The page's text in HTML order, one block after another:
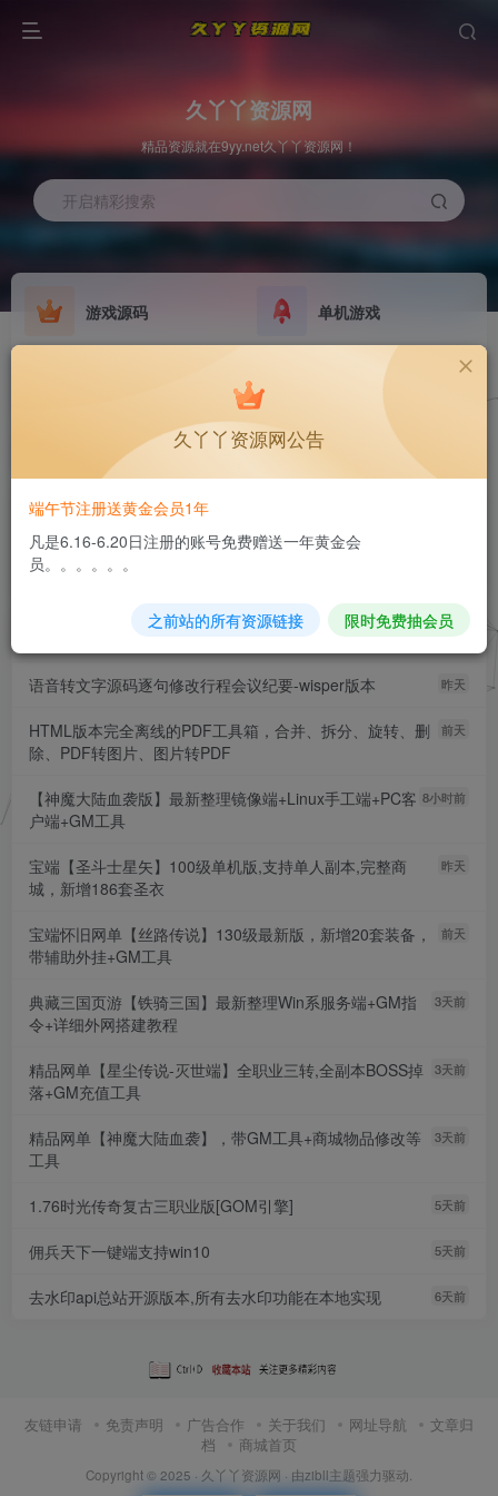
久丫丫资源网
精品资源就在9yy.net久丫丫资源网！
开启精彩搜索
游戏源码 单机游戏
开启精彩搜索
7小时前
免费分享H5幸运刮刮乐抽奖多级分佣系统源码
昨天
语音转文字源码逐句修改行程会议纪要-wisper版本
前天
HTML版本完全离线的PDF工具箱，合并、拆分、旋转、删
除、PDF转图片、图片转PDF
8小时前
【神魔大陆血袭版】最新整理镜像端+Linux手工端+PC客
户端+GM工具
昨天
宝端【圣斗士星矢】100级单机版,支持单人副本,完整商
城，新增186套圣衣
前天
宝端怀旧网单【丝路传说】130级最新版，新增20套装备，
带辅助外挂+GM工具
3天前
典藏三国页游【铁骑三国】最新整理Win系服务端+GM指
令+详细外网搭建教程
3天前
精品网单【星尘传说-灭世端】全职业三转,全副本BOSS掉
落+GM充值工具
3天前
精品网单【神魔大陆血袭】，带GM工具+商城物品修改等
工具
5天前
1.76时光传奇复古三职业版[GOM引擎]
5天前
佣兵天下一键端支持win10
6天前
去水印api总站开源版本,所有去水印功能在本地实现
友链申请 免责声明 广告合作 关于我们 网址导航
文章归
档
商城首页
Copyright © 2025 · 久丫丫资源网 · 由zibll主题强力驱动.
久丫丫资源网公告
端午节注册送黄金会员1年
凡是6.16-6.20日注册的账号免费赠送一年黄金会
员。。。。。。
之前站的所有资源链接 限时免费抽会员